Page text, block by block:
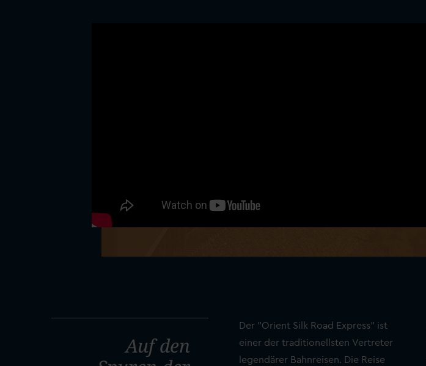
Auf den
Der "Orient Silk Road Express" ist
einer der traditionellsten Vertreter
legendärer Bahnreisen. Die Reise